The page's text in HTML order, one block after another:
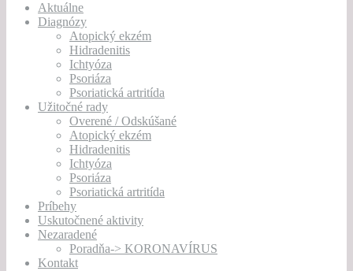
Aktuálne
Diagnózy
Atopický ekzém
Hidradenitis
Ichtyóza
Psoriáza
Psoriatická artritída
Užitočné rady
Overené / Odskúšané
Atopický ekzém
Hidradenitis
Ichtyóza
Psoriáza
Psoriatická artritída
Príbehy
Uskutočnené aktivity
Nezaradené
Poradňa-> KORONAVÍRUS
Kontakt